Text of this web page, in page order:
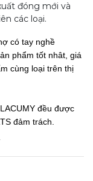
đóng mới và
các loại.
có tay nghề
phẩm tốt nhât, giá
cùng loại trên thị
đều được
đảm trách.